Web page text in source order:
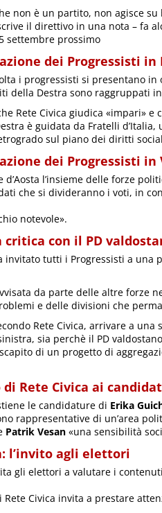
non è un partito, non agisce
il direttivo in una nota – fa
settembre prossimo
dei Progressisti in
i progressisti si presentano
della Destra sono raggruppati
Rete Civica giudica «impari»
è guidata da Fratelli
sul piano dei diritti
dei Progressisti in
d’Aosta l’insieme delle forze
che si divideranno i voti, in
notevole».
critica con il PD
invitato tutti i Progressisti a
da parte delle altre forze
e delle divisioni che
Rete Civica, arrivare a
sia perchè il PD
di un progetto di
di Rete Civica ai
le candidature di Erika
rappresentative di un’area
Patrik Vesan «una sensibilità
l’invito agli elettori
gli elettori a valutare i
Rete Civica invita a prestare